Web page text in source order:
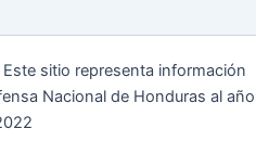
sitio representa información
Nacional de Honduras al año